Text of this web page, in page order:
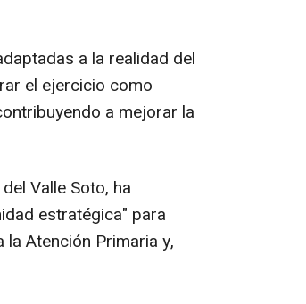
a la realidad del
el ejercicio como
a mejorar la
Valle Soto, ha
estratégica" para
Atención Primaria y,